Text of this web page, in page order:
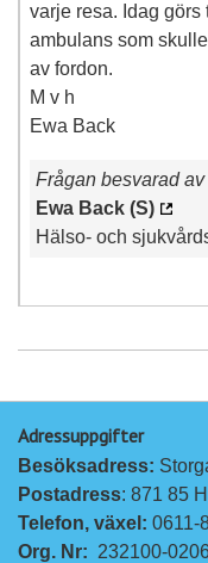
varje resa. Idag görs
ambulans som
av fordon.
M v h
Ewa Back
Frågan besvarad av
Ewa Back (S)
Hälso- och
Adressuppgifter
Besöksadress:
Postadress: 871 85
Telefon, växel: 0611-
Org. Nr: 232100-